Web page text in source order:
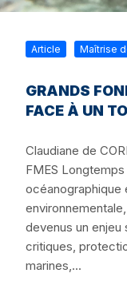
Article Maîtrise
GRANDS
FACE À UN
Claudiane de
FMES
océanographique
devenus un enjeu
critiques,
marines,...